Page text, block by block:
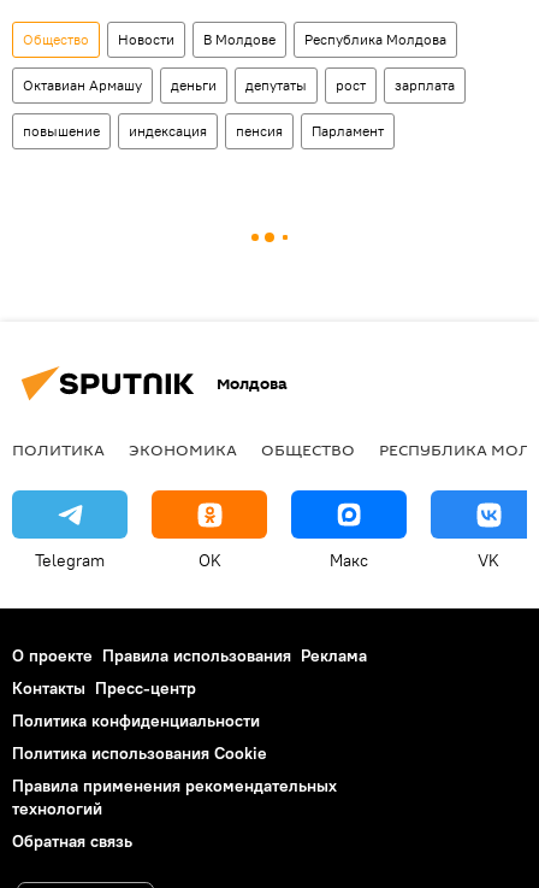
Общество Новости В Молдове Республика Молдова
Октавиан Армашу деньги депутаты рост зарплата
повышение индексация пенсия Парламент
Молдова
ПОЛИТИКА ЭКОНОМИКА ОБЩЕСТВО РЕСПУБЛИКА
Telegram OK Макс VK
О проекте Правила использования Реклама
Контакты Пресс-центр
Политика конфиденциальности
Политика использования Cookie
Правила применения рекомендательных
технологий
Обратная связь